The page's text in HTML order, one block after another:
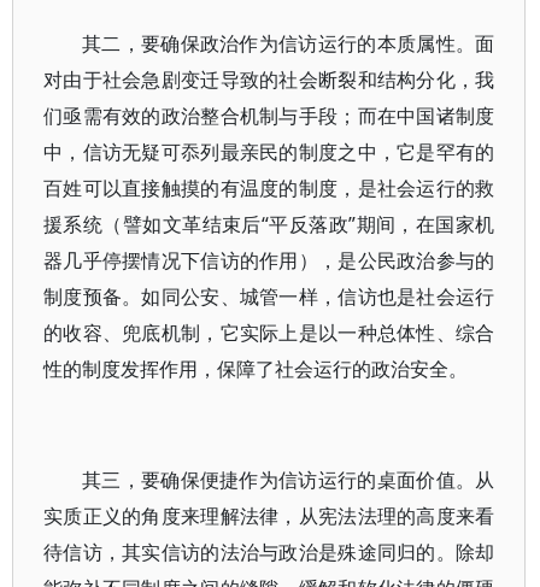
其二，要确保政治作为信访运行的本质属性。面
对由于社会急剧变迁导致的社会断裂和结构分化，我
们亟需有效的政治整合机制与手段；而在中国诸制度
中，信访无疑可忝列最亲民的制度之中，它是罕有的
百姓可以直接触摸的有温度的制度，是社会运行的救
援系统（譬如文革结束后“平反落政”期间，在国家机
器几乎停摆情况下信访的作用），是公民政治参与的
制度预备。如同公安、城管一样，信访也是社会运行
的收容、兜底机制，它实际上是以一种总体性、综合
性的制度发挥作用，保障了社会运行的政治安全。
其三，要确保便捷作为信访运行的桌面价值。从
实质正义的角度来理解法律，从宪法法理的高度来看
待信访，其实信访的法治与政治是殊途同归的。除却